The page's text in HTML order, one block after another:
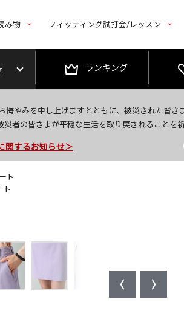
み物 フィッティング試打会/レッスン
ランキング
やみを申し上げますとともに、被災された皆さ
者の皆さまが平穏な生活を取り戻されることを祈
員登録で1,000円OFFクーポンプレゼント！
関するお知らせ＞
のご注文・発送・お問い合わせ＞
ト
ト